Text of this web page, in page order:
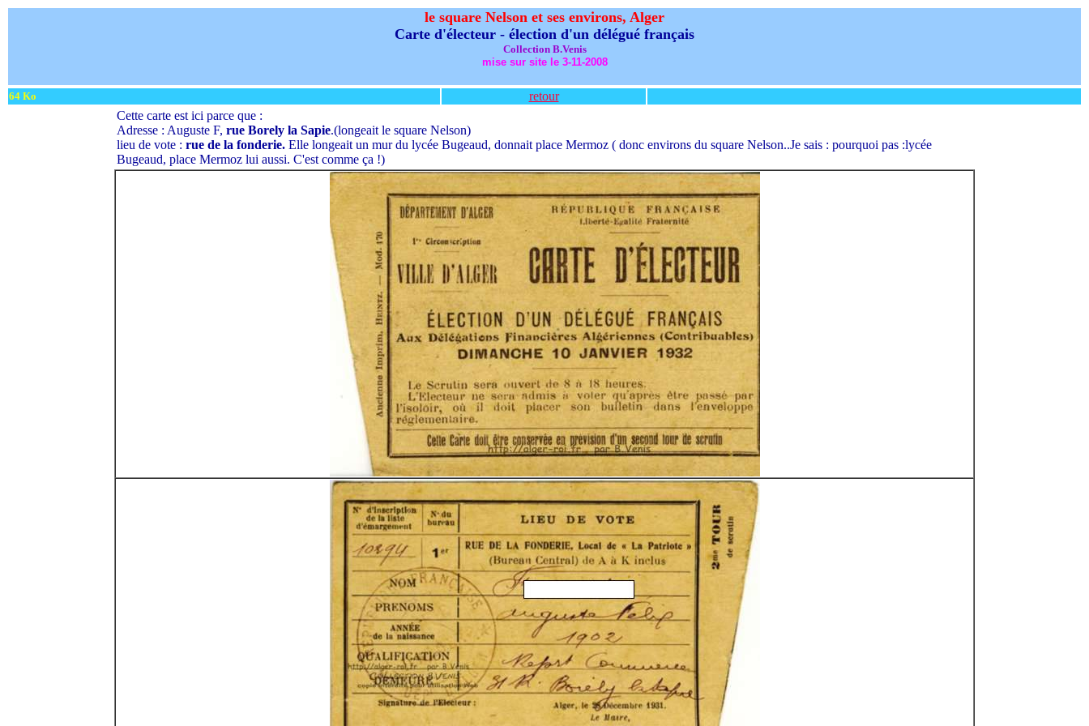
le square Nelson et ses environs, Alger
Carte d'électeur - élection d'un délégué français
Collection B.Venis
mise sur site le 3-11-2008
64 Ko
retour
Cette carte est ici parce que :
Adresse : Auguste F, rue Borely la Sapie.(longeait le square Nelson)
lieu de vote : rue de la fonderie. Elle longeait un mur du lycée Bugeaud, donnait place Mermoz ( donc environs du square Nelson..Je sais : pourquoi pas :lycée
Bugeaud, place Mermoz lui aussi. C'est comme ça !)